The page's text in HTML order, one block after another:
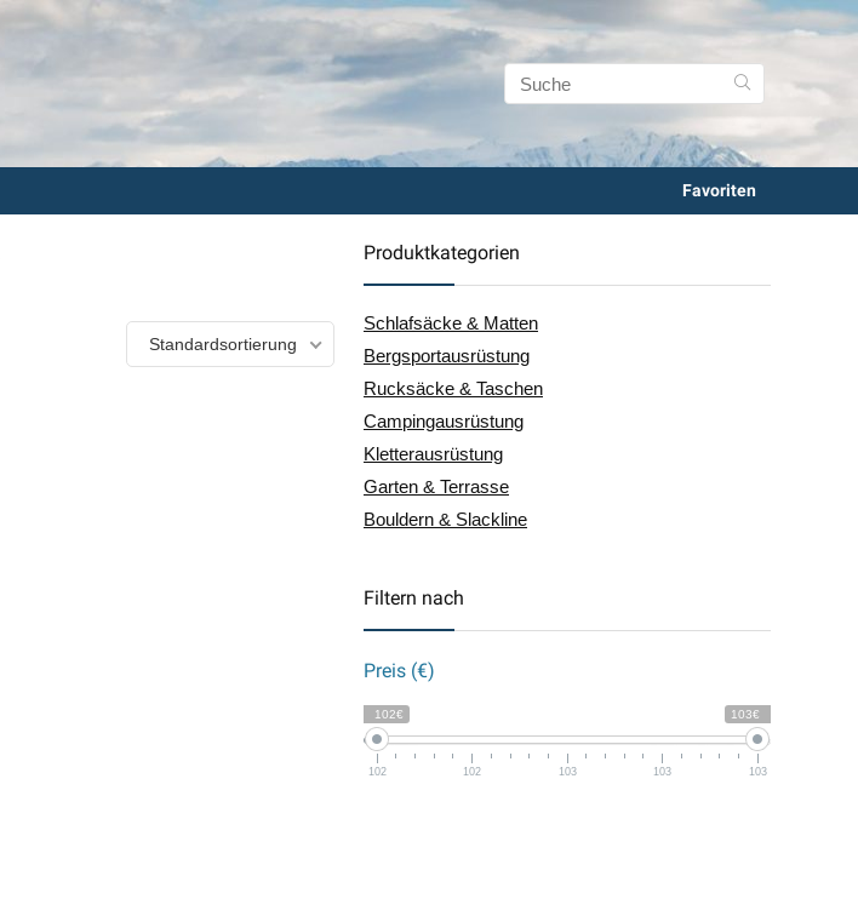
Favoriten
Standardsortierung
Produktkategorien
Schlafsäcke & Matten
Bergsportausrüstung
Rucksäcke & Taschen
Campingausrüstung
Kletterausrüstung
Garten & Terrasse
Bouldern & Slackline
Filtern nach
Preis (€)
102€ 103€
102 102 103 103 103